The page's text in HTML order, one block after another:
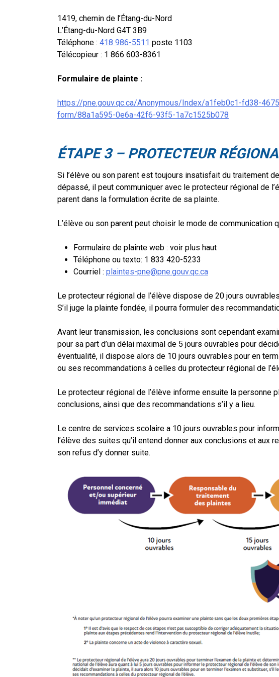
1419, chemin de l’Étang-du-Nord
L’Étang-du-Nord G4T 3B9
Téléphone : 418 986-5511 poste 1103
Télécopieur : 1 866 603-8361
Formulaire de plainte :
https://pne.gouv.qc.ca/Anonymous/Index/a1feb0c1-fd38-
form/88a1a595-0e6a-42f6-93f5-1a7c1525b078
ÉTAPE 3 – PROTECTEUR
Si l’élève ou son parent est toujours insatisfait du traitement
dépassé, il peut communiquer avec le protecteur régional de
parent dans la formulation écrite de sa plainte.
L’élève ou son parent peut choisir le mode de communication
Formulaire de plainte web : voir plus haut
Téléphone ou texto: 1 833 420-5233
Courriel : plaintes-pne@pne.gouv.qc.ca
Le protecteur régional de l’élève dispose de 20 jours
S’il juge la plainte fondée, il pourra formuler des
Avant leur transmission, les conclusions sont cependant
pour sa part d’un délai maximal de 5 jours ouvrables pour
éventualité, il dispose alors de 10 jours ouvrables pour en
ou ses recommandations à celles du protecteur régional de
Le protecteur régional de l’élève informe ensuite la personne
conclusions, ainsi que des recommandations s’il y a lieu.
Le centre de services scolaire a 10 jours ouvrables pour
l’élève des suites qu’il entend donner aux conclusions et
son refus d’y donner suite.